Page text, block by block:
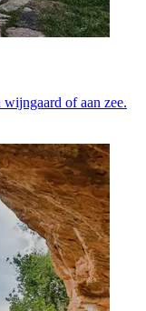
of aan zee.